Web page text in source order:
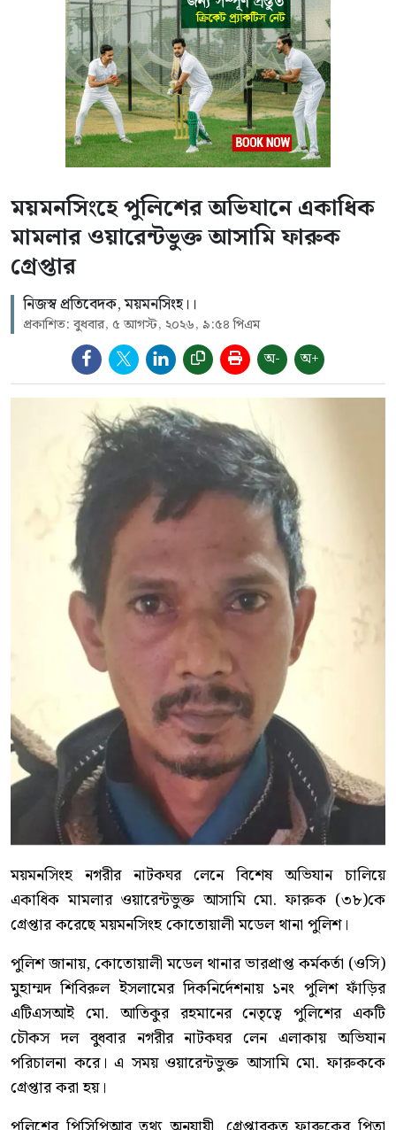
ময়মনসিংহে পুলিশের অভিযানে একাধিক
মামলার ওয়ারেন্টভুক্ত আসামি ফারুক
গ্রেপ্তার
নিজস্ব প্রতিবেদক, ময়মনসিংহ।।
প্রকাশিত: বুধবার, ৫ আগস্ট, ২০২৬, ৯:৫৪ পিএম
অ- অ+
ময়মনসিংহ নগরীর নাটকঘর লেনে বিশেষ অভিযান চালিয়ে
একাধিক মামলার ওয়ারেন্টভুক্ত আসামি মো. ফারুক (৩৮)কে
গ্রেপ্তার করেছে ময়মনসিংহ কোতোয়ালী মডেল থানা পুলিশ।
পুলিশ জানায়, কোতোয়ালী মডেল থানার ভারপ্রাপ্ত কর্মকর্তা (ওসি)
মুহাম্মদ শিবিরুল ইসলামের দিকনির্দেশনায় ১নং পুলিশ ফাঁড়ির
এটিএসআই মো. আতিকুর রহমানের নেতৃত্বে পুলিশের একটি
চৌকস দল বুধবার নগরীর নাটকঘর লেন এলাকায় অভিযান
পরিচালনা করে। এ সময় ওয়ারেন্টভুক্ত আসামি মো. ফারুককে
গ্রেপ্তার করা হয়।